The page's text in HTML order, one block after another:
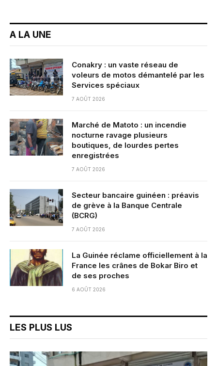
A LA UNE
Conakry : un vaste réseau de
voleurs de motos démantelé par les
Services spéciaux
7 AOÛT 2026
Marché de Matoto : un incendie
nocturne ravage plusieurs
boutiques, de lourdes pertes
enregistrées
7 AOÛT 2026
Secteur bancaire guinéen : préavis
de grève à la Banque Centrale
(BCRG)
7 AOÛT 2026
La Guinée réclame officiellement à la
France les crânes de Bokar Biro et
de ses proches
6 AOÛT 2026
LES PLUS LUS